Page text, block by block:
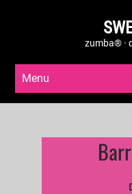
zumba® ·
Menu